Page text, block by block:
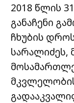
2018 წლის
განაჩენი
ჩხუბის
სარალიძეს,